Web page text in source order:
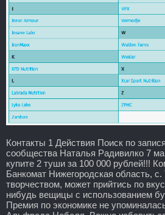
Контакты 1 Действия Поиск по
сообщества Наталья Радивилко 7
купите 2 туши за 100 000 рублей!!!
Банкомат Нижегородская область, с.
творчеством, может прийтись по
нибудь вещицы с использованием
Премия по экономике не